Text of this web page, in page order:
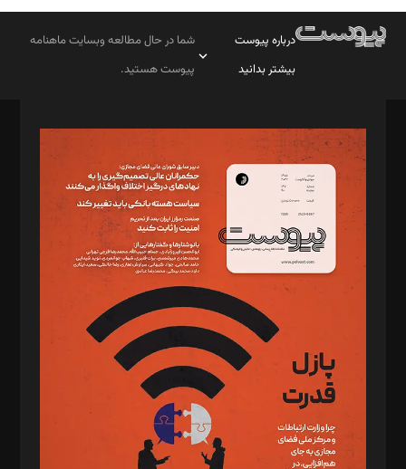
درباره پیوست
بیشتر بدانید
شما در حال مطالعه وبسایت ماهنامه
پیوست هستید.
مدیر مسئول: محمدباقر اثنی‌عشری
سردبیر: مهرک محمودی
دبیر تحریریه: میثم قاسمی
د‌بیر ناداستان: سمانه سمیع
د‌بیر خدمت و تجارت: ابوالفضل رجبی
د‌بیر حقوق فناوری: حسام‌الدین ایپکچی
د‌بیر پیوست جهان: مینا پاکدل
د‌بیر تحریریه آنلاین: بابک نقاش
تحریریه‌: مجتبی محمود‌ی، آرش برهمند، یسنا امان‌پور، سروش کرمیان،
مصطفی مسجدی آرانی، ابوالفضل رجبی، زهرا فکرانه، فائزه فتحی
رستمی،مصطفی باستان
ویرایش: نگار استاد‌‌آقا
طراح یونیفرم: مجید توکلی